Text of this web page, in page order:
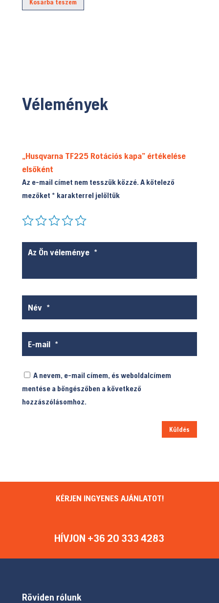
529.990 Ft.
is:
Kosárba teszem
Vélemények
„Husqvarna TF225 Rotációs kapa” értékelése
elsőként
Az e-mail címet nem tesszük közzé. A kötelező
mezőket * karakterrel jelöltük
A nevem, e-mail címem, és weboldalcímem
mentése a böngészőben a következő
hozzászólásomhoz.
Küldés
KÉRJEN INGYENES AJÁNLATOT!
HÍVJON +36 20 333 4283
Röviden rólunk